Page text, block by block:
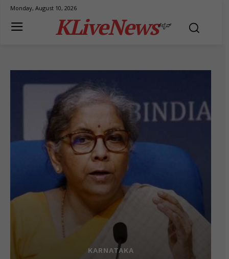
Monday, August 10, 2026
KLiveNewsಕೆಲೈವ್
KARNATAKA